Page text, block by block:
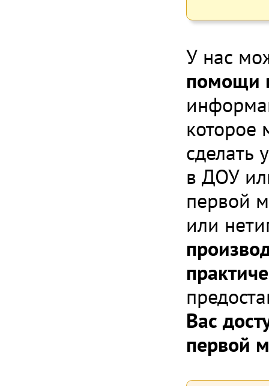
У нас
помощи
которое
сделать
в ДОУ
первой
или
Вас
первой